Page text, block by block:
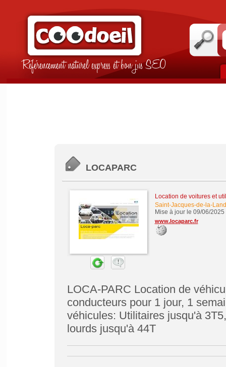
Référencement naturel express et bon jus SEO
LOCAPARC
Location de voitures et
Saint-Jacques-de-la-
Mise à jour le 09/06/2025
www.locaparc.fr
LOCA-PARC Location de
conducteurs pour 1 jour, 1
véhicules: Utilitaires jusqu'à
lourds jusqu'à 44T